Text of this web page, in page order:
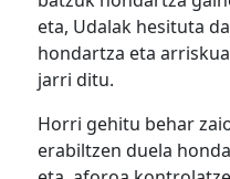
eta, Udalak hesituta
hondartza eta
jarri ditu.
Horri gehitu behar
erabiltzen duela